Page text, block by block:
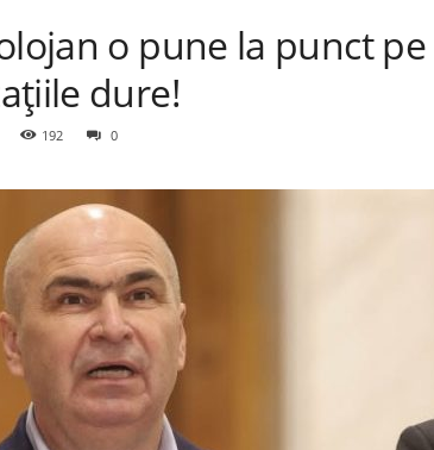
o pune la punct pe
dure!
192 0